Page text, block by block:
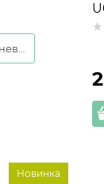
см
Новинка